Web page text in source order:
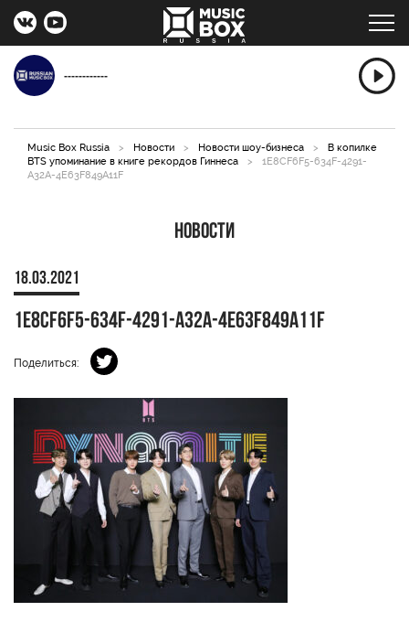
------------
Music Box Russia > Новости > Новости шоу-бизнеса >
В копилке
BTS упоминание в книге рекордов Гиннеса
>
1E8CF6F5-634F-4291-
A32A-4E63F849A11F
Новости
18.03.2021
1E8CF6F5-634F-4291-A32A-4E63F849A11F
Поделиться: